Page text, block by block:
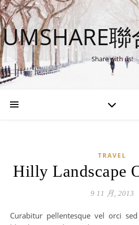
UMSHARE
Share with us!
TRAVEL
Hilly Landscape
9 11 月, 2013
Curabitur pellentesque vel orci sed sagittis. Suspendisse